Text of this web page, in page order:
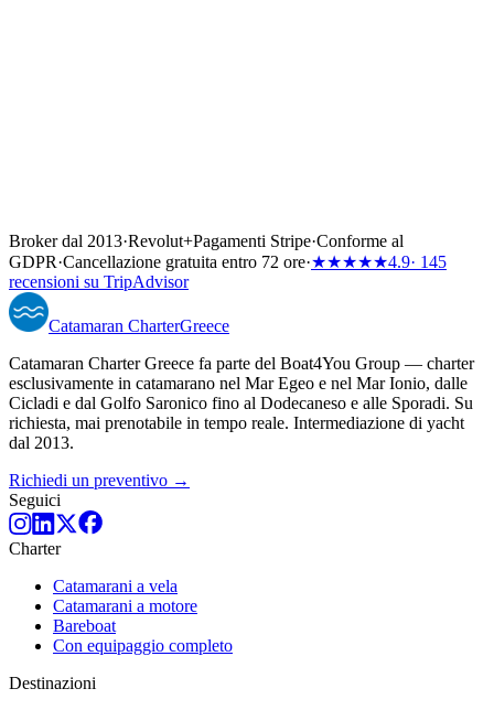
Broker dal 2013·Revolut+Pagamenti Stripe·Conforme al
GDPR·Cancellazione gratuita entro 72 ore·★★★★★4.9· 145
recensioni su TripAdvisor
Catamaran CharterGreece
Catamaran Charter Greece fa parte del Boat4You Group — charter
esclusivamente in catamarano nel Mar Egeo e nel Mar Ionio, dalle
Cicladi e dal Golfo Saronico fino al Dodecaneso e alle Sporadi. Su
richiesta, mai prenotabile in tempo reale. Intermediazione di yacht
dal 2013.
Richiedi un preventivo →
Seguici
Charter
Catamarani a vela
Catamarani a motore
Bareboat
Con equipaggio completo
Destinazioni